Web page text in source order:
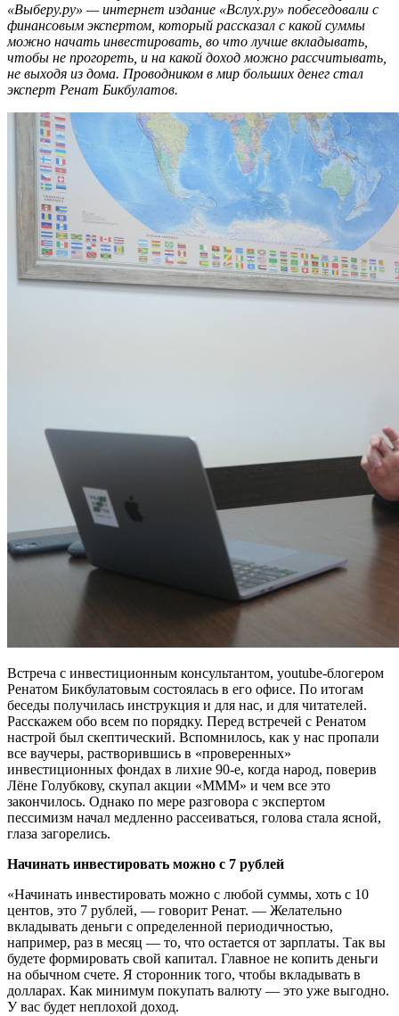
«Выберу.ру» — интернет издание «Вслух.ру» побеседовали с
финансовым экспертом, который рассказал с какой суммы
можно начать инвестировать, во что лучше вкладывать,
чтобы не прогореть, и на какой доход можно рассчитывать,
не выходя из дома. Проводником в мир больших денег стал
эксперт Ренат Бикбулатов.
Встреча с инвестиционным консультантом, youtube-блогером
Ренатом Бикбулатовым состоялась в его офисе. По итогам
беседы получилась инструкция и для нас, и для читателей.
Расскажем обо всем по порядку. Перед встречей с Ренатом
настрой был скептический. Вспомнилось, как у нас пропали
все ваучеры, растворившись в «проверенных»
инвестиционных фондах в лихие 90-е, когда народ, поверив
Лёне Голубкову, скупал акции «МММ» и чем все это
закончилось. Однако по мере разговора с экспертом
пессимизм начал медленно рассеиваться, голова стала ясной,
глаза загорелись.
Начинать инвестировать можно с 7 рублей
«Начинать инвестировать можно с любой суммы, хоть с 10
центов, это 7 рублей, — говорит Ренат. — Желательно
вкладывать деньги с определенной периодичностью,
например, раз в месяц — то, что остается от зарплаты. Так вы
будете формировать свой капитал. Главное не копить деньги
на обычном счете. Я сторонник того, чтобы вкладывать в
долларах. Как минимум покупать валюту — это уже выгодно.
У вас будет неплохой доход.